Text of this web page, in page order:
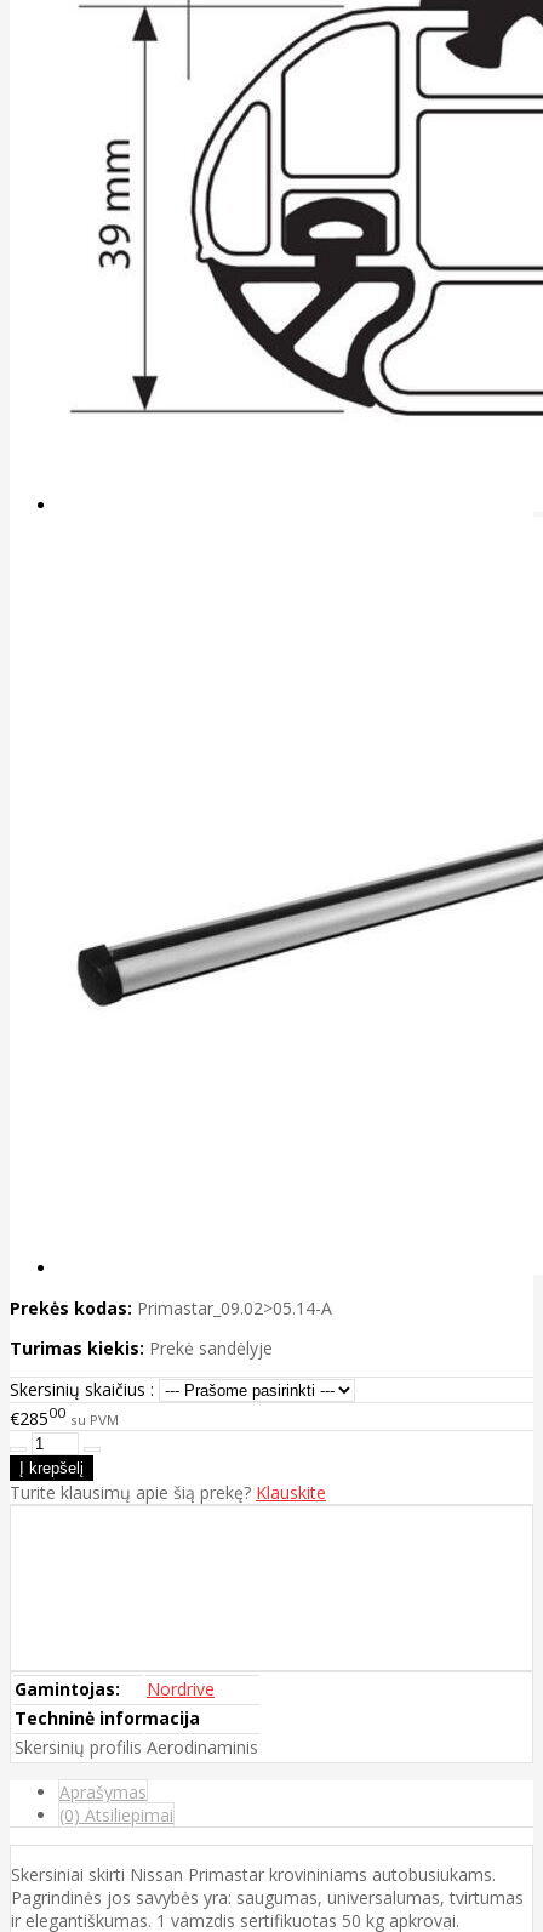
Prekės kodas: Primastar_09.02>05.14-A
Turimas kiekis: Prekė sandėlyje
Skersinių skaičius :
€28500 su PVM
Turite klausimų apie šią prekę? Klauskite
Gamintojas:
Nordrive
Techninė informacija
Skersinių profilis Aerodinaminis
Aprašymas
(0) Atsiliepimai
Skersiniai skirti Nissan Primastar krovininiams autobusiukams.
Pagrindinės jos savybės yra: saugumas, universalumas, tvirtumas
ir elegantiškumas. 1 vamzdis sertifikuotas 50 kg apkrovai.